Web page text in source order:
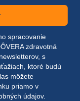
spracovanie
zdravotná
s
ktoré budú
môžete
priamo v
údajov.